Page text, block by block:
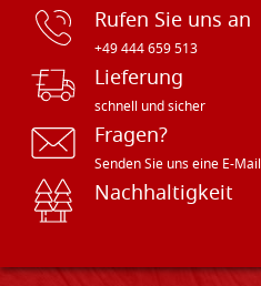
Rufen Sie uns an
+49 444 659 513
Lieferung
schnell und sicher
Fragen?
Senden Sie uns eine E-Mail
Nachhaltigkeit